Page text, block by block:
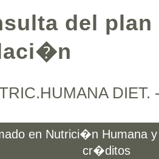
del
en Nutrici�n Humana
cr�ditos